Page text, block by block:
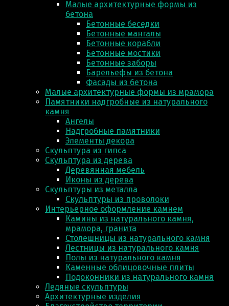
Малые архитектурные формы из
бетона
Бетонные беседки
Бетонные мангалы
Бетонные корабли
Бетонные мостики
Бетонные заборы
Барельефы из бетона
Фасады из бетона
Малые архитектурные формы из мрамора
Памятники надгробные из натурального
камня
Ангелы
Надгробные памятники
Элементы декора
Скульптура из гипса
Скульптура из деревa
Деревянная мебель
Иконы из дерева
Скульптуры из металла
Скульптуры из проволоки
Интерьерное оформление камнем
Камины из натурального камня,
мрамора, гранита
Столешницы из натурального камня
Лестницы из натурального камня
Полы из натурального камня
Каменные облицовочные плиты
Подоконники из натурального камня
Ледяные скульптуры
Архитектурные изделия